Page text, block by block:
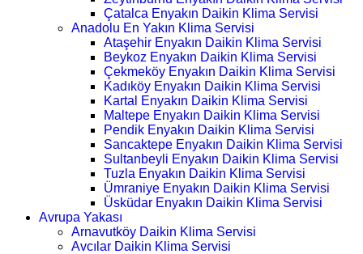
Çatalca Enyakın Daikin Klima Servisi
Anadolu En Yakın Klima Servisi
Ataşehir Enyakın Daikin Klima Servisi
Beykoz Enyakın Daikin Klima Servisi
Çekmeköy Enyakın Daikin Klima Servisi
Kadıköy Enyakın Daikin Klima Servisi
Kartal Enyakın Daikin Klima Servisi
Maltepe Enyakın Daikin Klima Servisi
Pendik Enyakın Daikin Klima Servisi
Sancaktepe Enyakın Daikin Klima Servisi
Sultanbeyli Enyakın Daikin Klima Servisi
Tuzla Enyakın Daikin Klima Servisi
Ümraniye Enyakın Daikin Klima Servisi
Üsküdar Enyakın Daikin Klima Servisi
Avrupa Yakası
Arnavutköy Daikin Klima Servisi
Avcılar Daikin Klima Servisi